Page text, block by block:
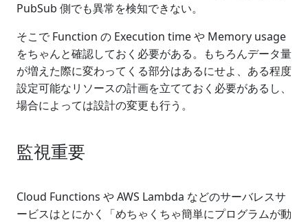
PubSub 側でも異常を検知できない。
そこで Function の Execution time や Memory usage
をちゃんと確認しておく必要がある。もちろんデータ量
が増えた際に変わってくる部分はあるにせよ、ある程度
設定可能なリソースの計画を立てておく必要があるし、
場合によっては設計の変更も行う。
監視重要
Cloud Functions や AWS Lambda などのサーバレスサ
ービスはとにかく「めちゃくちゃ簡単にプログラムが動